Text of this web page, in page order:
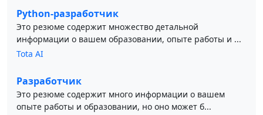
Python-разработчик
Это резюме содержит множество детальной
информации о вашем образовании, опыте работы и ...
Tota AI
Разработчик
Это резюме содержит много информации о вашем
опыте работы и образовании, но оно может б...